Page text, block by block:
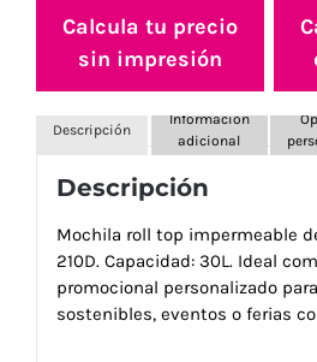
Calcula tu precio
sin impresión
Descripción
Información
adicional
Descripción
Mochila roll top impermeable
210D. Capacidad: 30L. Ideal
promocional personalizado
sostenibles, eventos o ferias